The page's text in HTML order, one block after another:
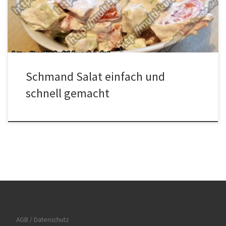
Salat Rezepte
Schmand Salat einfach und
schnell gemacht
AGB / Datenschutz